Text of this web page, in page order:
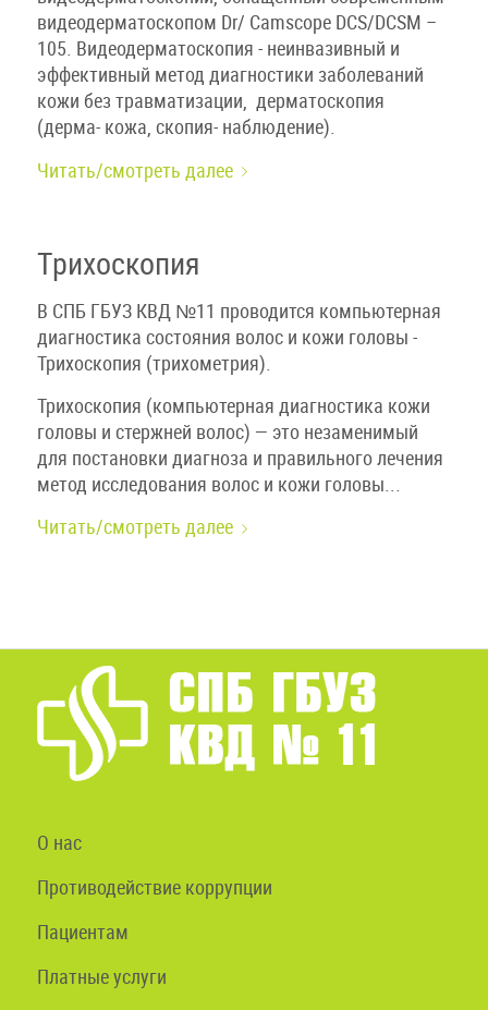
видеодерматоскопом Dr/ Camscope DCS/DCSM –
105. Видеодерматоскопия - неинвазивный и
эффективный метод диагностики заболеваний
кожи без травматизации, дерматоскопия
(дерма- кожа, скопия- наблюдение).
Читать/смотреть далее
Трихоскопия
В СПБ ГБУЗ КВД №11 проводится компьютерная
диагностика состояния волос и кожи головы -
Трихоскопия (трихометрия).
Трихоскопия (компьютерная диагностика кожи
головы и стержней волос) — это незаменимый
для постановки диагноза и правильного лечения
метод исследования волос и кожи головы...
Читать/смотреть далее
О нас
Противодействие коррупции
Пациентам
Платные услуги